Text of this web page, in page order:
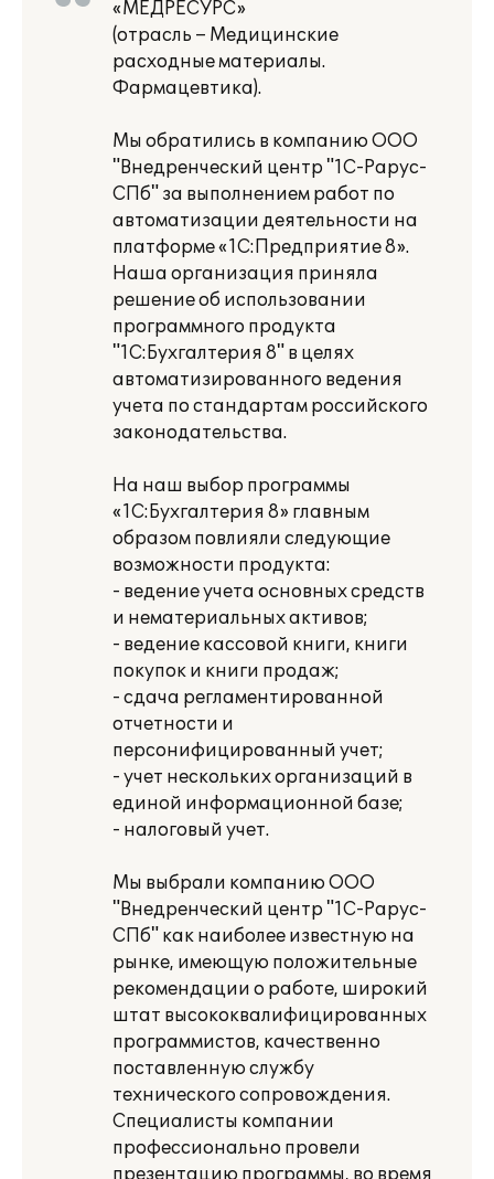
«МЕДРЕСУРС»
(отрасль – Медицинские
расходные материалы.
Фармацевтика).
Мы обратились в компанию ООО
"Внедренческий центр "1С-Рарус-
СПб" за выполнением работ по
автоматизации деятельности на
платформе «1С:Предприятие 8».
Наша организация приняла
решение об использовании
программного продукта
"1С:Бухгалтерия 8" в целях
автоматизированного ведения
учета по стандартам российского
законодательства.
На наш выбор программы
«1С:Бухгалтерия 8» главным
образом повлияли следующие
возможности продукта:
- ведение учета основных средств
и нематериальных активов;
- ведение кассовой книги, книги
покупок и книги продаж;
- сдача регламентированной
отчетности и
персонифицированный учет;
- учет нескольких организаций в
единой информационной базе;
- налоговый учет.
Мы выбрали компанию ООО
"Внедренческий центр "1С-Рарус-
СПб" как наиболее известную на
рынке, имеющую положительные
рекомендации о работе, широкий
штат высококвалифицированных
программистов, качественно
поставленную службу
технического сопровождения.
Специалисты компании
профессионально провели
презентацию программы, во время